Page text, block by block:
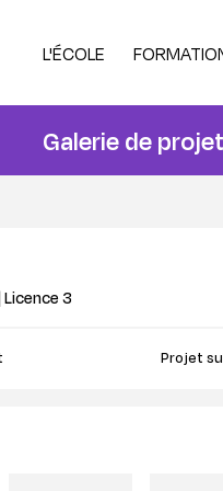
L'ÉCOLE
Projets des
Vie étudiante
Année
Galerie de
3
Projet